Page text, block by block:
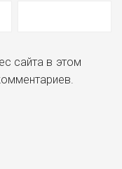
сайта в этом